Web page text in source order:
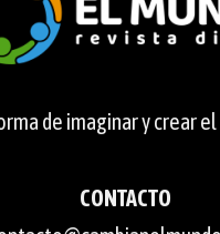
de imaginar y crear
CONTACTO